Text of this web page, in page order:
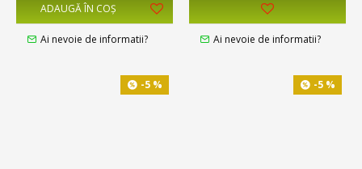
ADAUGĂ ÎN COŞ
Ai nevoie de informatii? Ai nevoie de informatii?
-5 % -5 %